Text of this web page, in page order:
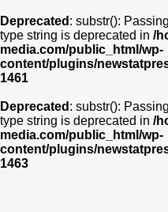
Deprecated : substr():
type string is deprecated in /
media.com/public_html/wp-
content/plugins/
1461
Deprecated : substr():
type string is deprecated in /
media.com/public_html/wp-
content/plugins/
1463